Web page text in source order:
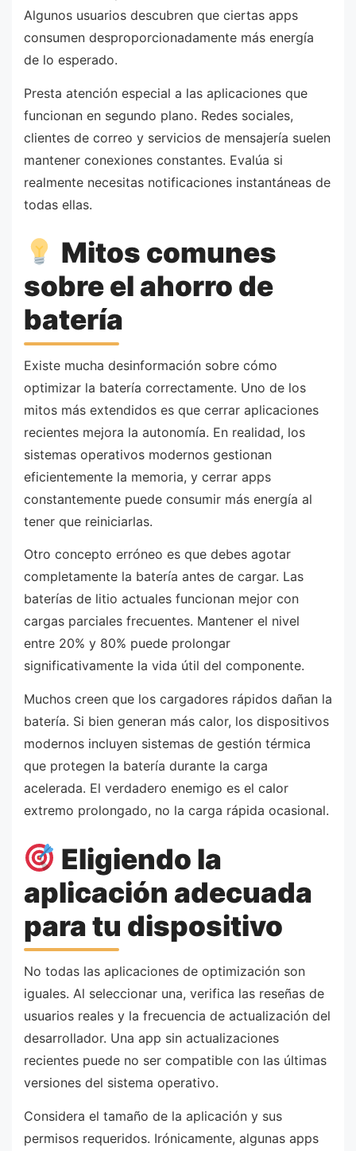
Algunos usuarios descubren que ciertas apps
consumen desproporcionadamente más energía
de lo esperado.
Presta atención especial a las aplicaciones que
funcionan en segundo plano. Redes sociales,
clientes de correo y servicios de mensajería suelen
mantener conexiones constantes. Evalúa si
realmente necesitas notificaciones instantáneas de
todas ellas.
Mitos comunes
sobre el ahorro de
batería
Existe mucha desinformación sobre cómo
optimizar la batería correctamente. Uno de los
mitos más extendidos es que cerrar aplicaciones
recientes mejora la autonomía. En realidad, los
sistemas operativos modernos gestionan
eficientemente la memoria, y cerrar apps
constantemente puede consumir más energía al
tener que reiniciarlas.
Otro concepto erróneo es que debes agotar
completamente la batería antes de cargar. Las
baterías de litio actuales funcionan mejor con
cargas parciales frecuentes. Mantener el nivel
entre 20% y 80% puede prolongar
significativamente la vida útil del componente.
Muchos creen que los cargadores rápidos dañan la
batería. Si bien generan más calor, los dispositivos
modernos incluyen sistemas de gestión térmica
que protegen la batería durante la carga
acelerada. El verdadero enemigo es el calor
extremo prolongado, no la carga rápida ocasional.
Eligiendo la
aplicación adecuada
para tu dispositivo
No todas las aplicaciones de optimización son
iguales. Al seleccionar una, verifica las reseñas de
usuarios reales y la frecuencia de actualización del
desarrollador. Una app sin actualizaciones
recientes puede no ser compatible con las últimas
versiones del sistema operativo.
Considera el tamaño de la aplicación y sus
permisos requeridos. Irónicamente, algunas apps